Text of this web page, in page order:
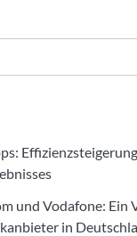
und Vodafone: Ein
in